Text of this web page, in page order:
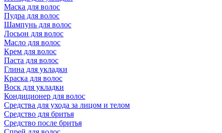
Маска для волос
Пудра для волос
Шампунь для волос
Лосьон для волос
Масло для волос
Крем для волос
Паста для волос
Глина для укладки
Краска для волос
Воск для укладки
Кондиционер для волос
Средства для ухода за лицом и телом
Средство для бритья
Средство после бритья